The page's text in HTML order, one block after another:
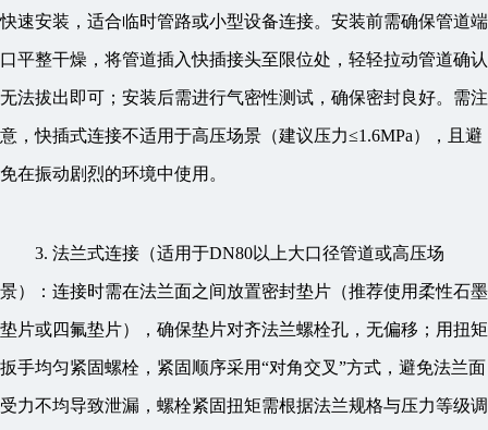
快速安装，适合临时管路或小型设备连接。安装前需确保管道端
口平整干燥，将管道插入快插接头至限位处，轻轻拉动管道确认
无法拔出即可；安装后需进行气密性测试，确保密封良好。需注
意，快插式连接不适用于高压场景（建议压力≤1.6MPa），且避
免在振动剧烈的环境中使用。
3. 法兰式连接（适用于DN80以上大口径管道或高压场
景）：连接时需在法兰面之间放置密封垫片（推荐使用柔性石墨
垫片或四氟垫片），确保垫片对齐法兰螺栓孔，无偏移；用扭矩
扳手均匀紧固螺栓，紧固顺序采用“对角交叉”方式，避免法兰面
受力不均导致泄漏，螺栓紧固扭矩需根据法兰规格与压力等级调